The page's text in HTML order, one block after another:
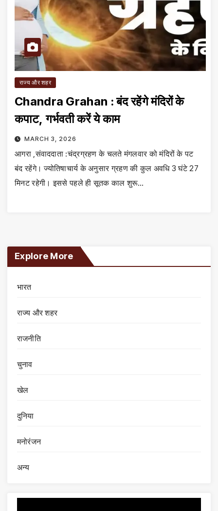
राज्य और शहर
Chandra Grahan : बंद रहेंगे मंदिरों के
कपाट, गर्भवती करें ये काम
MARCH 3, 2026
आगरा ,संवाददाता :चंद्रग्रहण के चलते मंगलवार को मंदिरों के पट
बंद रहेंगे। ज्योतिषाचार्य के अनुसार ग्रहण की कुल अवधि 3 घंटे 27
मिनट रहेगी। इससे पहले ही सूतक काल शुरू…
Explore More
भारत
राज्य और शहर
राजनीति
चुनाव
खेल
दुनिया
मनोरंजन
अन्य